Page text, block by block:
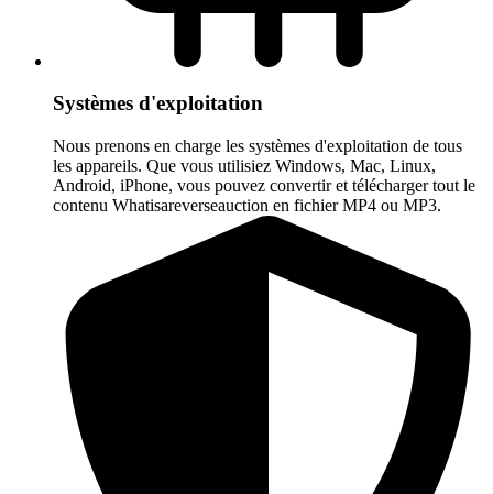
Systèmes d'exploitation
Nous prenons en charge les systèmes d'exploitation de tous
les appareils. Que vous utilisiez Windows, Mac, Linux,
Android, iPhone, vous pouvez convertir et télécharger tout le
contenu Whatisareverseauction en fichier MP4 ou MP3.